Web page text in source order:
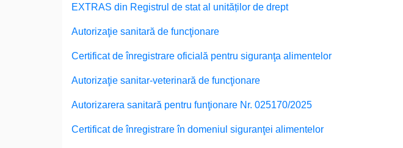
EXTRAS din Registrul de stat al unităților de drept
Autorizaţie sanitară de funcţionare
Certificat de înregistrare oficială pentru siguranţa alimentelor
Autorizaţie sanitar-veterinară de funcţionare
Autorizarera sanitară pentru funţionare Nr. 025170/2025
Certificat de înregistrare în domeniul siguranţei alimentelor